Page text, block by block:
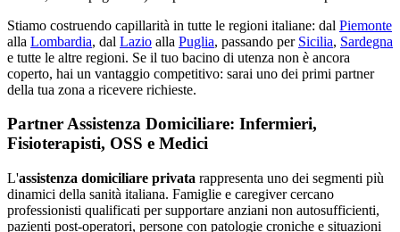
Stiamo costruendo capillarità in tutte le regioni italiane: dal Piemonte
alla Lombardia, dal Lazio alla Puglia, passando per Sicilia, Sardegna
e tutte le altre regioni. Se il tuo bacino di utenza non è ancora
coperto, hai un vantaggio competitivo: sarai uno dei primi partner
della tua zona a ricevere richieste.
Partner Assistenza Domiciliare: Infermieri,
Fisioterapisti, OSS e Medici
L'assistenza domiciliare privata rappresenta uno dei segmenti più
dinamici della sanità italiana. Famiglie e caregiver cercano
professionisti qualificati per supportare anziani non autosufficienti,
pazienti post-operatori, persone con patologie croniche e situazioni